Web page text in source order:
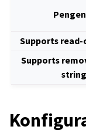
Supports
Supports